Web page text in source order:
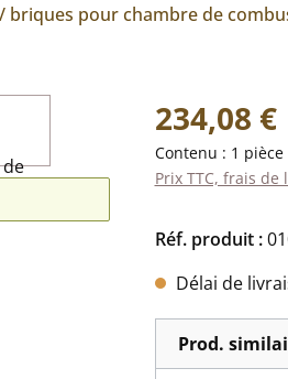
briques pour chambre de
Prix régulier :
234,08 €
Contenu : 1 pièce
Prix TTC, frais de
Réf. produit :
Délai de
Prod.